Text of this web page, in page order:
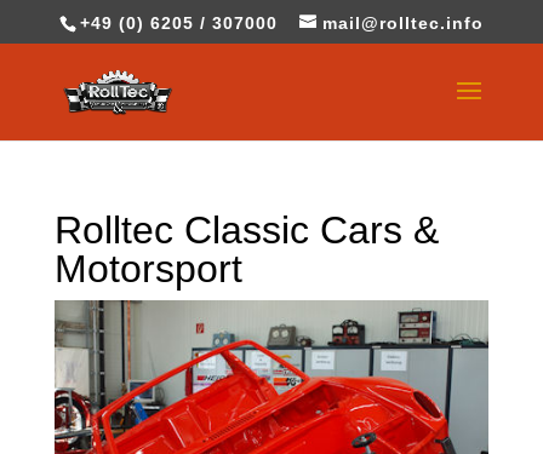
+49 (0) 6205 / 307000 mail@rolltec.info
Rolltec Classic Cars &
Motorsport